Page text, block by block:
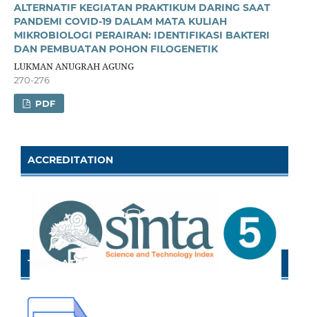
ALTERNATIF KEGIATAN PRAKTIKUM DARING SAAT
PANDEMI COVID-19 DALAM MATA KULIAH
MIKROBIOLOGI PERAIRAN: IDENTIFIKASI BAKTERI
DAN PEMBUATAN POHON FILOGENETIK
LUKMAN ANUGRAH AGUNG
270-276
PDF
ACCREDITATION
TEMPLATE